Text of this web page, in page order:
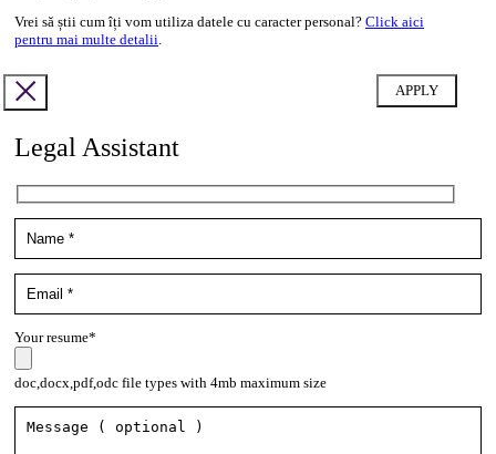
Vrei să știi cum îți vom utiliza datele cu caracter personal? Click aici
pentru mai multe detalii.
Legal Assistant
Your resume*
doc,docx,pdf,odc file types with 4mb maximum size